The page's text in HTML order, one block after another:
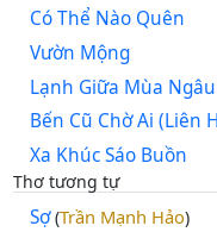
Có Thể Nào Quên
Vườn Mộng
Lạnh Giữa Mùa Ngâu
Bến Cũ Chờ Ai (Liên
Xa Khúc Sáo Buồn
Thơ tương tự
Sợ(Trần Mạnh Hảo)